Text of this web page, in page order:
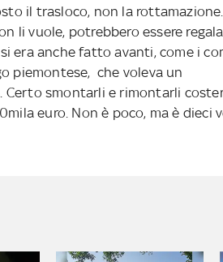
il trasloco, non la
li vuole, potrebbero essere
era anche fatto avanti, come i
piemontese, che voleva un
smontarli e rimontarli
euro. Non è poco, ma è dieci